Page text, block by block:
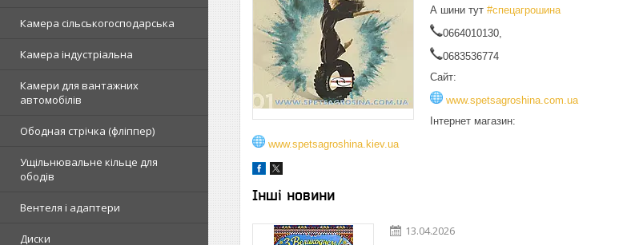
Камера сільськогосподарська
Камера індустріальна
Камери для вантажних
автомобілів
Ободная стрічка (фліппер)
Ущільнювальне кільце для
ободів
Вентеля і адаптери
Диски
А шини тут #спецагрошина
0664010130,
0683536774
Сайт:
www.spetsagroshina.com.ua
Інтернет магазин:
www.spetsagroshina.kiev.ua
Інші новини
13.04.2026